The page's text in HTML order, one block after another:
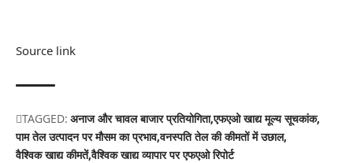
Source link
TAGGED: अनाज और चावल बाजार प्रतियोगिता एफएओ खाद्य मूल्य सूचकांक
पाम तेल उत्पादन पर मौसम का प्रभाव वनस्पति तेल की कीमतों में उछाल
वैश्विक खाद्य कीमतें वैश्विक खाद्य व्यापार पर एफएओ रिपोर्ट